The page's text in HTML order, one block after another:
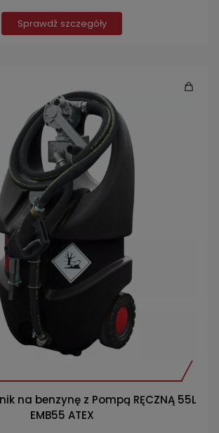
Sprawdź szczegóły
na benzynę z Pompą RĘCZNĄ 55L
EMB55 ATEX